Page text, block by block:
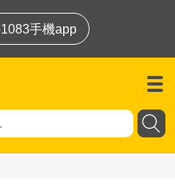
手機app